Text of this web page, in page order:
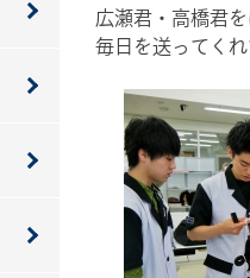
広瀬君・高橋君
毎日を送ってく